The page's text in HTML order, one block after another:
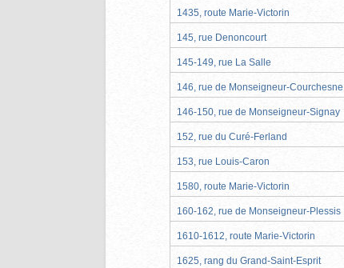
1435, route Marie-Victorin
145, rue Denoncourt
145-149, rue La Salle
146, rue de Monseigneur-Courchesne
146-150, rue de Monseigneur-Signay
152, rue du Curé-Ferland
153, rue Louis-Caron
1580, route Marie-Victorin
160-162, rue de Monseigneur-Plessis
1610-1612, route Marie-Victorin
1625, rang du Grand-Saint-Esprit